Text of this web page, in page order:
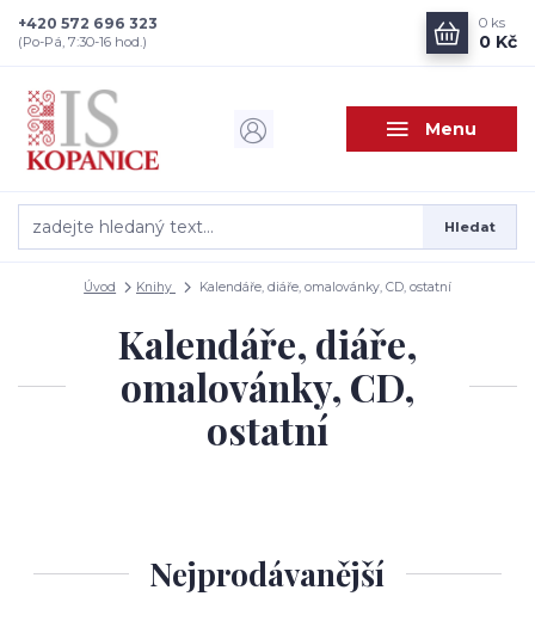
Menu
Hledat
+420 572 696 323
(Po-Pá, 7:30-16 hod.)
0 ks
0 Kč
Úvod Knihy Kalendáře, diáře, omalovánky, CD, ostatní
Kalendáře, diáře,
omalovánky, CD,
ostatní
Nejprodávanější